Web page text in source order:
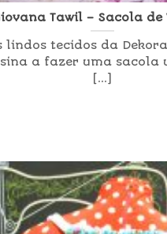
Tawil – Sacola de
lindos tecidos da
a fazer uma
[...]